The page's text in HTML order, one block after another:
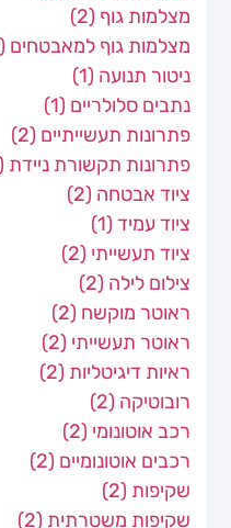
מצלמות גוף (2)
מצלמות גוף למאבטחים (2)
ניטור תנועה (1)
נתבים סלולריים (1)
פתרונות תעשייתיים (2)
פתרונות תקשורת ניידת
ציוד אבטחה (2)
ציוד עמיד (1)
ציוד תעשייתי (2)
צילום לילה (2)
ראוטר מוקשח (2)
ראוטר תעשייתי (2)
ראיות דיגיטליות (2)
רובוטיקה (2)
רכב אוטונומי (2)
רכבים אוטונומיים (2)
שקיפות (2)
שקיפות משטרתית (2)